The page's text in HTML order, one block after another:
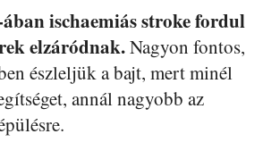
ischaemiás stroke fordul
elzáródnak.Nagyon fontos,
észleljük a bajt, mert minél
annál nagyobb az